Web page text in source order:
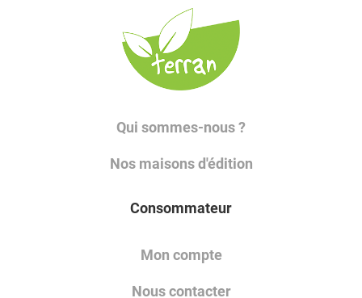
Qui sommes-nous ?
Nos maisons d'édition
Consommateur
Mon compte
Nous contacter